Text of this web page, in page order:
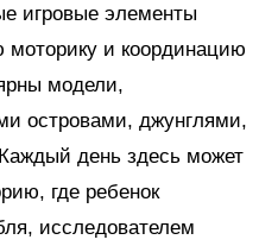
игровые элементы
моторику и координацию
модели,
островами, джунглями,
день здесь может
где ребенок
исследователем